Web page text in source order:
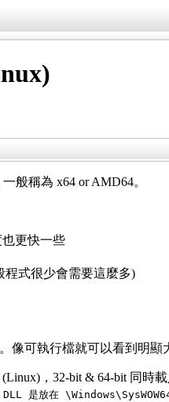
般稱為 x64 or AMD64。
也更快一些
程式很少會需要這麼多)
像可執行檔就可以看到明顯
，32-bit & 64-bit 同時
是放在